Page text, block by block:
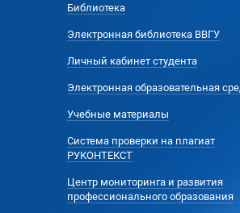
Библиотека
Электронная библиотека ВВГУ
Личный кабинет студента
Электронная образовательная
Учебные материалы
Система проверки на плагиат
РУКОНТЕКСТ
Центр мониторинга и развития
профессионального образования